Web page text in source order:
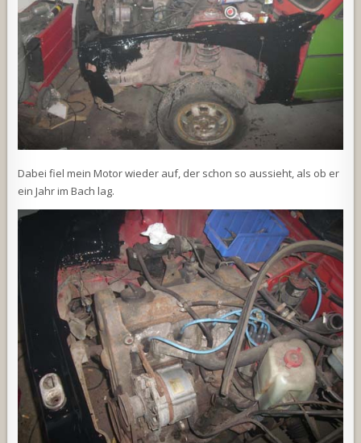
Dabei fiel mein Motor wieder auf, der schon so aussieht, als ob er
ein Jahr im Bach lag.